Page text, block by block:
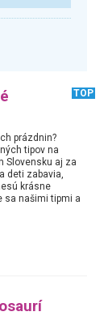
TOP
prázdnin?
tipov na
Slovensku aj za
deti zabavia,
krásne
sa našimi tipmi a